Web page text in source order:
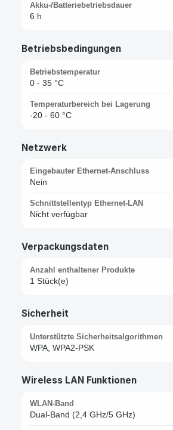
Akku-/Batteriebetriebsdauer
6 h
Betriebsbedingungen
Betriebstemperatur
0 - 35 °C
Temperaturbereich bei Lagerung
-20 - 60 °C
Netzwerk
Eingebauter Ethernet-Anschluss
Nein
Schnittstellentyp Ethernet-LAN
Nicht verfügbar
Verpackungsdaten
Anzahl enthaltener Produkte
1 Stück(e)
Sicherheit
Unterstützte Sicherheitsalgorithmen
WPA, WPA2-PSK
Wireless LAN Funktionen
WLAN-Band
Dual-Band (2,4 GHz/5 GHz)